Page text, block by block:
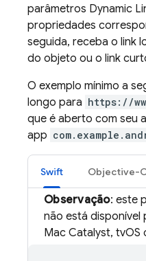
parâmetros Dynamic
propriedades
seguida, receba o link
do objeto ou o link
O exemplo mínimo a
longo para https://
que é aberto com seu
app
Swift Objective-C
Observação: este
não está disponível
Mac Catalyst, tvOS